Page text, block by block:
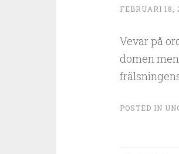
FEBRUARI 18,
Vevar på
domen
POSTED IN